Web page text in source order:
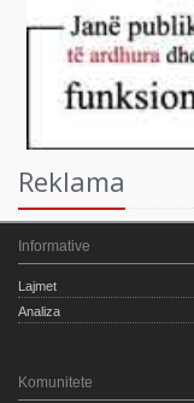
Reklama
Informative
Lajmet
Analiza
Komunitete